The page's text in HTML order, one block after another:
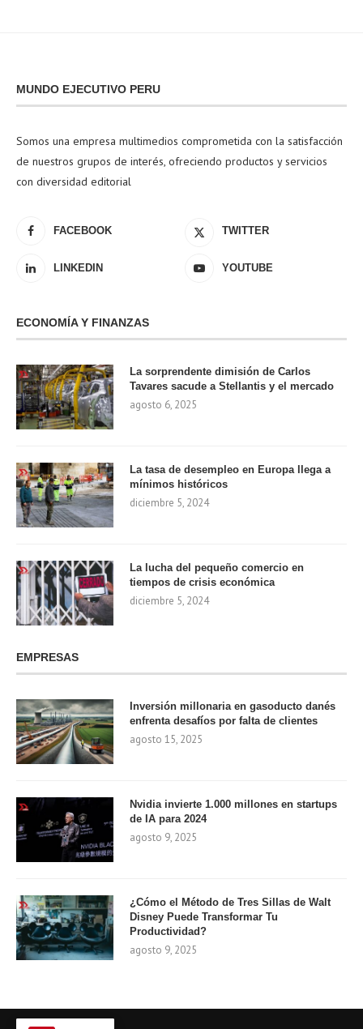
MUNDO EJECUTIVO PERU
Somos una empresa multimedios comprometida con la satisfacción
de nuestros grupos de interés, ofreciendo productos y servicios
con diversidad editorial
FACEBOOK TWITTER
LINKEDIN YOUTUBE
ECONOMÍA Y FINANZAS
La sorprendente dimisión de Carlos
Tavares sacude a Stellantis y el mercado
agosto 6, 2025
La tasa de desempleo en Europa llega a
mínimos históricos
diciembre 5, 2024
La lucha del pequeño comercio en
tiempos de crisis económica
diciembre 5, 2024
EMPRESAS
Inversión millonaria en gasoducto danés
enfrenta desafíos por falta de clientes
agosto 15, 2025
Nvidia invierte 1.000 millones en startups
de IA para 2024
agosto 9, 2025
¿Cómo el Método de Tres Sillas de Walt
Disney Puede Transformar Tu
Productividad?
agosto 9, 2025